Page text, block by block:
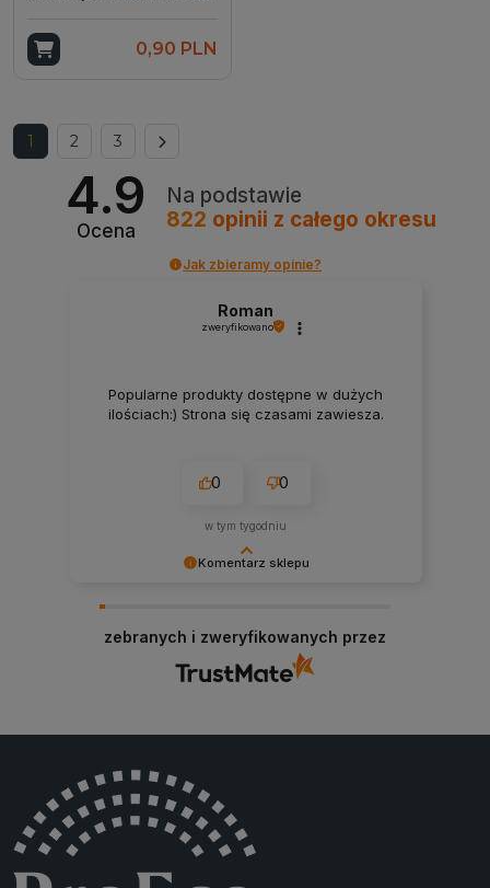
Add to cart0,90 PLN
1 2 3 Next
4.9
Ocena
Na podstawie
822 opinii z całego okresu
Jak zbieramy opinie?
Komentarz sklepu
oczekiwania. Zapraszamy ponownie!
Roman
zweryfikowano
Popularne produkty dostępne w dużych
ilościach:) Strona się czasami zawiesza.
0 0
w tym tygodniu
zebranych i zweryfikowanych przez